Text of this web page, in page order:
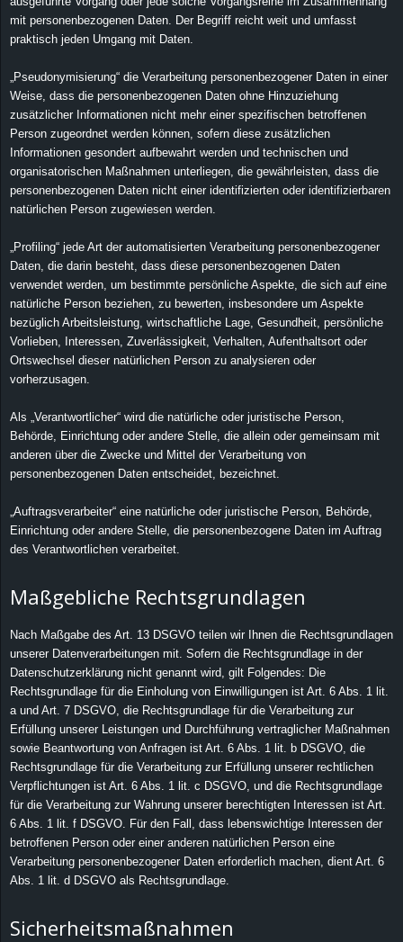
mit personenbezogenen Daten. Der Begriff reicht weit und umfasst
praktisch jeden Umgang mit Daten.
„Pseudonymisierung“ die Verarbeitung personenbezogener Daten in einer
Weise, dass die personenbezogenen Daten ohne Hinzuziehung
zusätzlicher Informationen nicht mehr einer spezifischen betroffenen
Person zugeordnet werden können, sofern diese zusätzlichen
Informationen gesondert aufbewahrt werden und technischen und
organisatorischen Maßnahmen unterliegen, die gewährleisten, dass die
personenbezogenen Daten nicht einer identifizierten oder identifizierbaren
natürlichen Person zugewiesen werden.
„Profiling“ jede Art der automatisierten Verarbeitung personenbezogener
Daten, die darin besteht, dass diese personenbezogenen Daten
verwendet werden, um bestimmte persönliche Aspekte, die sich auf eine
natürliche Person beziehen, zu bewerten, insbesondere um Aspekte
bezüglich Arbeitsleistung, wirtschaftliche Lage, Gesundheit, persönliche
Vorlieben, Interessen, Zuverlässigkeit, Verhalten, Aufenthaltsort oder
Ortswechsel dieser natürlichen Person zu analysieren oder
vorherzusagen.
Als „Verantwortlicher“ wird die natürliche oder juristische Person,
Behörde, Einrichtung oder andere Stelle, die allein oder gemeinsam mit
anderen über die Zwecke und Mittel der Verarbeitung von
personenbezogenen Daten entscheidet, bezeichnet.
„Auftragsverarbeiter“ eine natürliche oder juristische Person, Behörde,
Einrichtung oder andere Stelle, die personenbezogene Daten im Auftrag
des Verantwortlichen verarbeitet.
Maßgebliche Rechtsgrundlagen
Nach Maßgabe des Art. 13 DSGVO teilen wir Ihnen die Rechtsgrundlagen
unserer Datenverarbeitungen mit. Sofern die Rechtsgrundlage in der
Datenschutzerklärung nicht genannt wird, gilt Folgendes: Die
Rechtsgrundlage für die Einholung von Einwilligungen ist Art. 6 Abs. 1 lit.
a und Art. 7 DSGVO, die Rechtsgrundlage für die Verarbeitung zur
Erfüllung unserer Leistungen und Durchführung vertraglicher Maßnahmen
sowie Beantwortung von Anfragen ist Art. 6 Abs. 1 lit. b DSGVO, die
Rechtsgrundlage für die Verarbeitung zur Erfüllung unserer rechtlichen
Verpflichtungen ist Art. 6 Abs. 1 lit. c DSGVO, und die Rechtsgrundlage
für die Verarbeitung zur Wahrung unserer berechtigten Interessen ist Art.
6 Abs. 1 lit. f DSGVO. Für den Fall, dass lebenswichtige Interessen der
betroffenen Person oder einer anderen natürlichen Person eine
Verarbeitung personenbezogener Daten erforderlich machen, dient Art. 6
Abs. 1 lit. d DSGVO als Rechtsgrundlage.
Sicherheitsmaßnahmen